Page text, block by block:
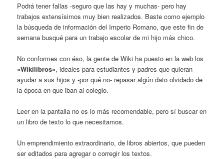
Podrá tener fallas -seguro que las hay y muchas- pero hay
trabajos extensísimos muy bien realizados. Baste como ejemplo
la búsqueda de información del Imperio Romano, que este fin de
semana busqué para un trabajo escolar de mi hijo más chico.
No conformes con éso, la gente de Wiki ha puesto en la web los
«Wikilibros», ideales para estudiantes y padres que quieran
ayudar a sus hijos y -por qué no- repasar algún dato olvidado de
la época en que iban al colegio.
Leer en la pantalla no es lo más recomendable, pero sí buscar en
un libro de texto lo que necesitamos.
Un emprendimiento extraordinario, de libros abiertos, que pueden
ser editados para agregar o corregir los textos.